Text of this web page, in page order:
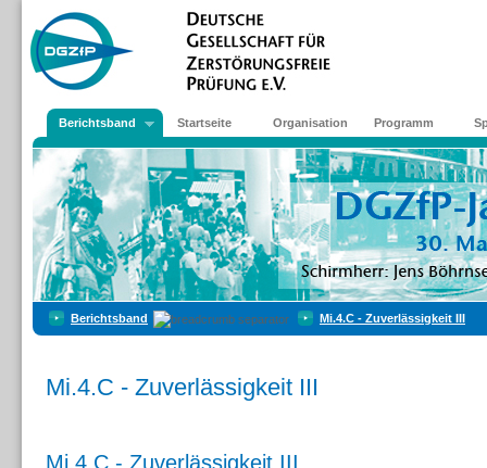
Berichtsband Startseite Organisation Programm
Berichtsband Mi.4.C - Zuverlässigkeit III
Mi.4.C - Zuverlässigkeit III
Mi.4.C - Zuverlässigkeit III